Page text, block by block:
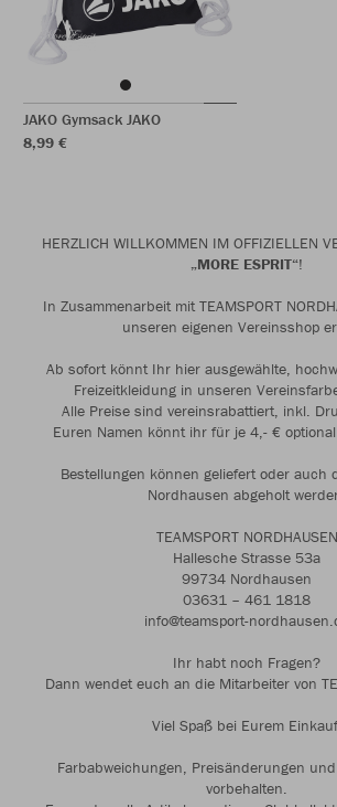
JAKO Gymsack JAKO
8,99 €
HERZLICH WILLKOMMEN IM OFFIZIELLEN
„MORE ESPRIT“!
In Zusammenarbeit mit TEAMSPORT
unseren eigenen Vereinsshop
Ab sofort könnt Ihr hier ausgewählte,
Freizeitkleidung in unseren
Alle Preise sind vereinsrabattiert, inkl.
Euren Namen könnt ihr für je 4,- €
Bestellungen können geliefert oder auch
Nordhausen abgeholt
TEAMSPORT NORDHAUSEN
Hallesche Strasse 53a
99734 Nordhausen
03631 – 461 1818
info@teamsport-
Ihr habt noch Fragen?
Dann wendet euch an die Mitarbeiter von
Viel Spaß bei Eurem
Farbabweichungen, Preisänderungen
vorbehalten.